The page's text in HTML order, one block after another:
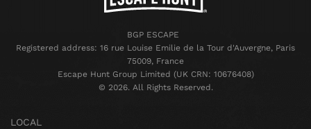
BGP ESCAPE
Registered address: 16 rue Louise Emilie de la Tour d'Auvergne, Paris
75009, France
Escape Hunt Group Limited (UK CRN: 10676408)
©️ 2026. All Rights Reserved.
LOCAL